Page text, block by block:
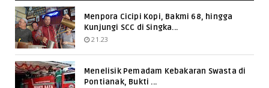
Menpora Cicipi Kopi, Bakmi 68, hingga
Kunjungi SCC di Singka...
21.23
Menelisik Pemadam Kebakaran Swasta di
Pontianak, Bukti ...